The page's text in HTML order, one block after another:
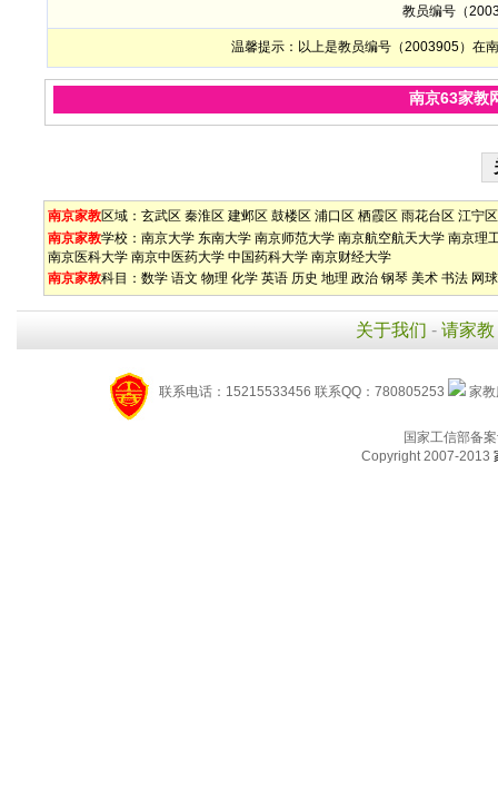
教员编号（
温馨提示：以上是教员编号（2003905）在
南京63家教
南京家教区域： 玄武区 秦淮区 建邺区 鼓楼区 浦口区 栖霞区 雨花台区 江宁区
南京家教学校： 南京大学 东南大学 南京师范大学 南京航空航天大学 南京理
南京医科大学 南京中医药大学 中国药科大学 南京财经大学
南京家教科目： 数学 语文 物理 化学 英语 历史 地理 政治 钢琴 美术 书法 网球
关于我们 - 请家教
联系电话：15215533456 联系QQ：780805253 家
国家工信部备
Copyright 2007-2013